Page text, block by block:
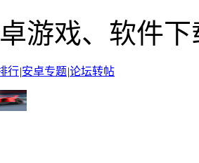
游戏、软件下
行|安卓专题|论坛转帖